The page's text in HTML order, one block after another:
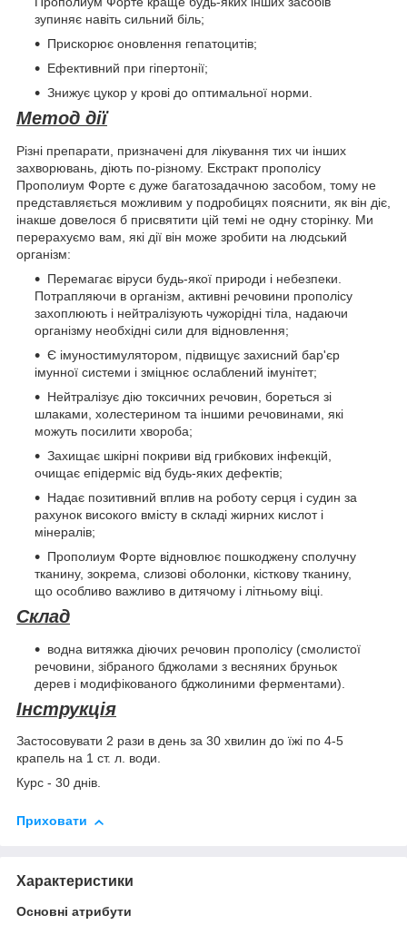
зупиняє навіть сильний біль;
Прискорює оновлення гепатоцитів;
Ефективний при гіпертонії;
Знижує цукор у крові до оптимальної норми.
Метод дії
Різні препарати, призначені для лікування тих чи інших
захворювань, діють по-різному. Екстракт прополісу
Прополиум Форте є дуже багатозадачною засобом, тому не
представляється можливим у подробицях пояснити, як він діє,
інакше довелося б присвятити цій темі не одну сторінку. Ми
перерахуємо вам, які дії він може зробити на людський
організм:
Перемагає віруси будь-якої природи і небезпеки.
Потрапляючи в організм, активні речовини прополісу
захоплюють і нейтралізують чужорідні тіла, надаючи
організму необхідні сили для відновлення;
Є імуностимулятором, підвищує захисний бар'єр
імунної системи і зміцнює ослаблений імунітет;
Нейтралізує дію токсичних речовин, бореться зі
шлаками, холестерином та іншими речовинами, які
можуть посилити хвороба;
Захищає шкірні покриви від грибкових інфекцій,
очищає епідерміс від будь-яких дефектів;
Надає позитивний вплив на роботу серця і судин за
рахунок високого вмісту в складі жирних кислот і
мінералів;
Прополиум Форте відновлює пошкоджену сполучну
тканину, зокрема, слизові оболонки, кісткову тканину,
що особливо важливо в дитячому і літньому віці.
Склад
водна витяжка діючих речовин прополісу (смолистої
речовини, зібраного бджолами з весняних бруньок
дерев і модифікованого бджолиними ферментами).
Інструкція
Застосовувати 2 рази в день за 30 хвилин до їжі по 4-5
крапель на 1 ст. л. води.
Курс - 30 днів.
Приховати
Характеристики
Основні атрибути